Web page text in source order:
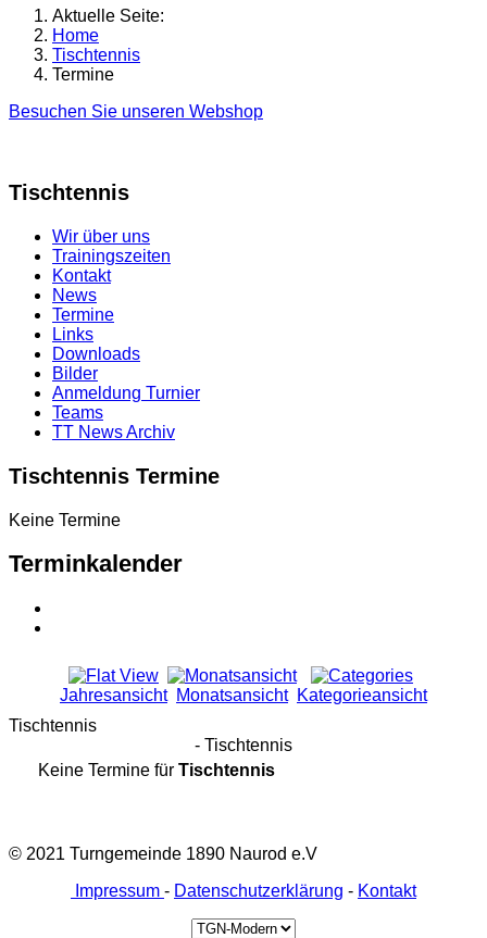
Aktuelle Seite:
Home
Tischtennis
Termine
Besuchen Sie unseren Webshop
Tischtennis
Wir über uns
Trainingszeiten
Kontakt
News
Termine
Links
Downloads
Bilder
Anmeldung Turnier
Teams
TT News Archiv
Tischtennis Termine
Keine Termine
Terminkalender
Jahresansicht Monatsansicht Kategorieansicht
Tischtennis
- Tischtennis
Keine Termine für Tischtennis
© 2021 Turngemeinde 1890 Naurod e.V
Impressum - Datenschutzerklärung - Kontakt